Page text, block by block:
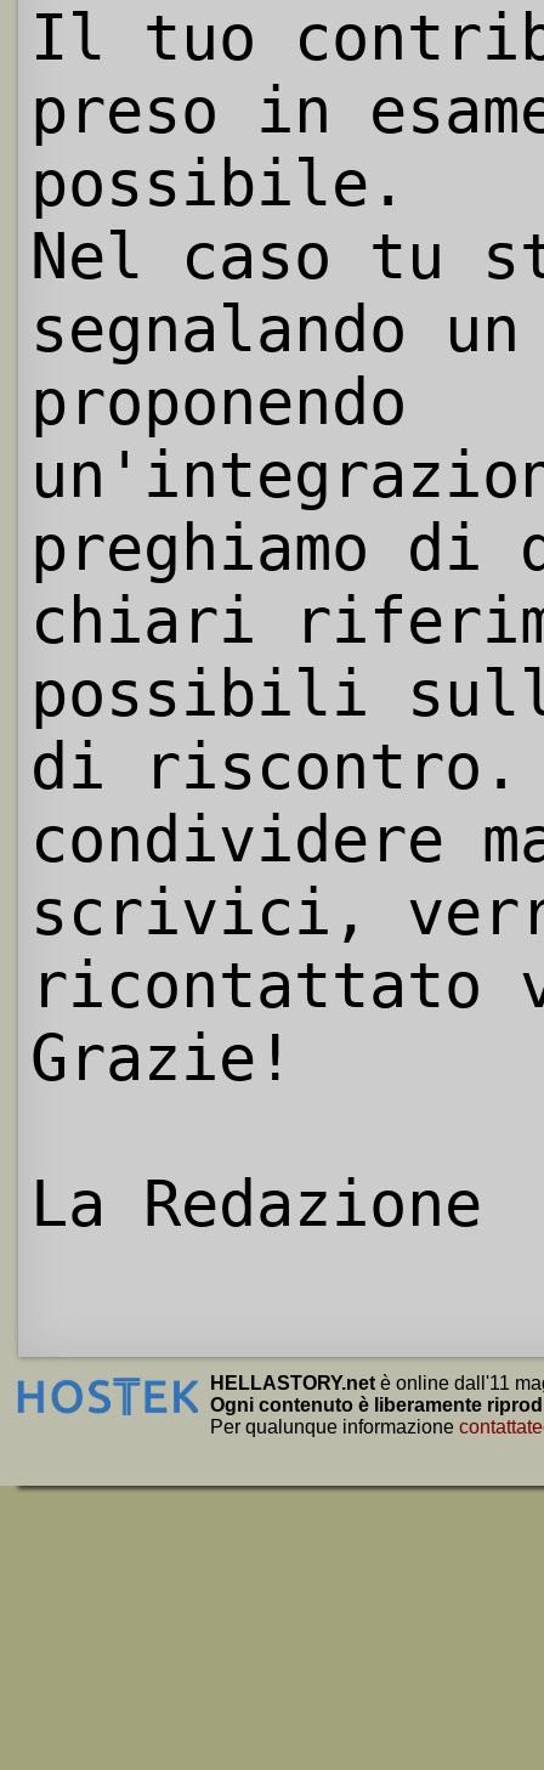
Il tuo
preso in
possibile.
Nel caso tu
segnalando
proponendo
preghiamo
chiari
possibili
di riscontro.
condividere
scrivici,
ricontattato
Grazie!
La Redazione
HELLASTORY.net è online dall'11
Ogni contenuto è liberamente
Per qualunque informazione